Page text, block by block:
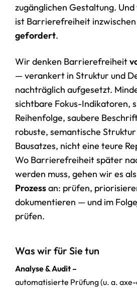
zugänglichen Gestaltung.
ist Barrierefreiheit inzwischen
gefordert.
Wir denken Barrierefreiheit
— verankert in Struktur und
nachträglich aufgesetzt.
sichtbare Fokus-Indikatoren,
Reihenfolge, saubere
robuste, semantische Struktur
Bausatzes, nicht eine teure
Wo Barrierefreiheit später
werden muss, gehen wir es als
Prozessan: prüfen,
dokumentieren — und im
prüfen.
Was wir für Sie tun
Analyse & Audit –
automatisierte Prüfung (u. a.